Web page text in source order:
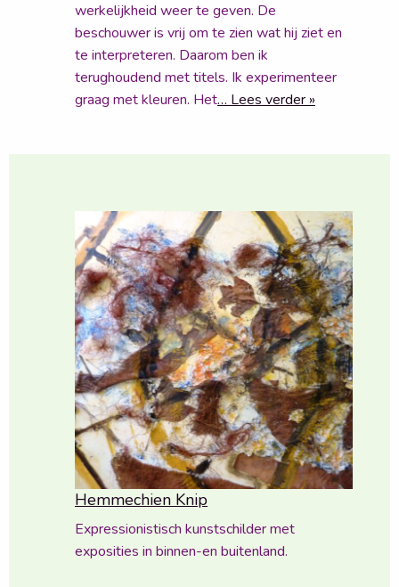
werkelijkheid weer te geven. De
beschouwer is vrij om te zien wat hij ziet en
te interpreteren. Daarom ben ik
terughoudend met titels. Ik experimenteer
graag met kleuren. Het… Lees verder »
Hemmechien Knip
Expressionistisch kunstschilder met
exposities in binnen-en buitenland.